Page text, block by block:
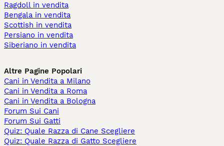
Ragdoll in vendita
Bengala in vendita
Scottish in vendita
Persiano in vendita
Siberiano in vendita
Altre Pagine Popolari
Cani in Vendita a Milano
Cani in Vendita a Roma
Cani in Vendita a Bologna
Forum Sui Cani
Forum Sui Gatti
Quiz: Quale Razza di Cane Scegliere
Quiz: Quale Razza di Gatto Scegliere